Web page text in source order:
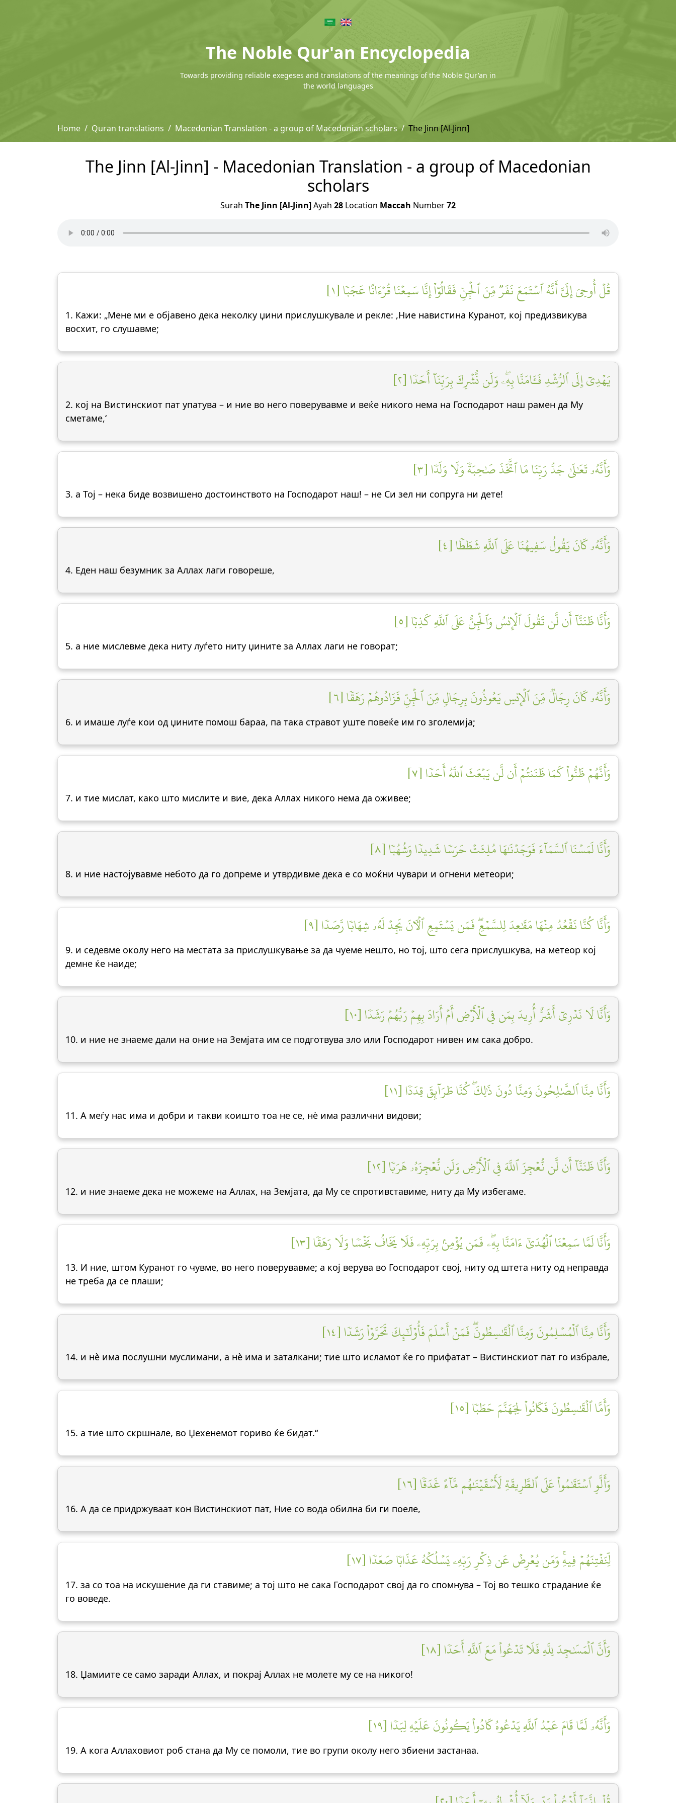
The Noble Qur'an Encyclopedia
Towards providing reliable exegeses and translations of the meanings of the Noble Qur'an in
the world languages
Home Quran translations Macedonian Translation - a group of Macedonian scholars The Jinn [Al-Jinn]
The Jinn [Al-Jinn] - Macedonian Translation - a group of Macedonian
scholars
Surah The Jinn [Al-Jinn]Ayah 28 Location Maccah Number72
قُلۡ أُوحِيَ إِلَيَّ أَنَّهُ ٱسۡتَمَعَ نَفَرٞ مِّنَ ٱلۡجِنِّ فَقَالُوٓاْ إِنَّا سَمِعۡنَا قُرۡءَانًا عَجَبٗا [١]
1. Кажи: „Мене ми е објавено дека неколку џини прислушкувале и рекле: ,Ние навистина Куранот, кој предизвикува
восхит, го слушавме;
يَهۡدِيٓ إِلَى ٱلرُّشۡدِ فَـَٔامَنَّا بِهِۦۖ وَلَن نُّشۡرِكَ بِرَبِّنَآ أَحَدٗا [٢]
2. кој на Вистинскиот пат упатува – и ние во него поверувавме и веќе никого нема на Господарот наш рамен да Му
сметаме,‘
وَأَنَّهُۥ تَعَٰلَىٰ جَدُّ رَبِّنَا مَا ٱتَّخَذَ صَٰحِبَةٗ وَلَا وَلَدٗا [٣]
3. а Тој – нека биде возвишено достоинството на Господарот наш! – не Си зел ни сопруга ни дете!
وَأَنَّهُۥ كَانَ يَقُولُ سَفِيهُنَا عَلَى ٱللَّهِ شَطَطٗا [٤]
4. Еден наш безумник за Аллах лаги говореше,
وَأَنَّا ظَنَنَّآ أَن لَّن تَقُولَ ٱلۡإِنسُ وَٱلۡجِنُّ عَلَى ٱللَّهِ كَذِبٗا [٥]
5. а ние мислевме дека ниту луѓето ниту џините за Аллах лаги не говорат;
وَأَنَّهُۥ كَانَ رِجَالٞ مِّنَ ٱلۡإِنسِ يَعُوذُونَ بِرِجَالٖ مِّنَ ٱلۡجِنِّ فَزَادُوهُمۡ رَهَقٗا [٦]
6. и имаше луѓе кои од џините помош бараа, па така стравот уште повеќе им го зголемија;
وَأَنَّهُمۡ ظَنُّواْ كَمَا ظَنَنتُمۡ أَن لَّن يَبۡعَثَ ٱللَّهُ أَحَدٗا [٧]
7. и тие мислат, како што мислите и вие, дека Аллах никого нема да оживее;
وَأَنَّا لَمَسۡنَا ٱلسَّمَآءَ فَوَجَدۡنَٰهَا مُلِئَتۡ حَرَسٗا شَدِيدٗا وَشُهُبٗا [٨]
8. и ние настојувавме небото да го допреме и утврдивме дека е со моќни чувари и огнени метеори;
وَأَنَّا كُنَّا نَقۡعُدُ مِنۡهَا مَقَٰعِدَ لِلسَّمۡعِۖ فَمَن يَسۡتَمِعِ ٱلۡأٓنَ يَجِدۡ لَهُۥ شِهَابٗا رَّصَدٗا [٩]
9. и седевме околу него на местата за прислушкување за да чуеме нешто, но тој, што сега прислушкува, на метеор кој
демне ќе наиде;
وَأَنَّا لَا نَدۡرِيٓ أَشَرٌّ أُرِيدَ بِمَن فِي ٱلۡأَرۡضِ أَمۡ أَرَادَ بِهِمۡ رَبُّهُمۡ رَشَدٗا [١٠]
10. и ние не знаеме дали на оние на Земјата им се подготвува зло или Господарот нивен им сака добро.
وَأَنَّا مِنَّا ٱلصَّٰلِحُونَ وَمِنَّا دُونَ ذَٰلِكَۖ كُنَّا طَرَآئِقَ قِدَدٗا [١١]
11. А меѓу нас има и добри и такви коишто тоа не се, нè има различни видови;
وَأَنَّا ظَنَنَّآ أَن لَّن نُّعۡجِزَ ٱللَّهَ فِي ٱلۡأَرۡضِ وَلَن نُّعۡجِزَهُۥ هَرَبٗا [١٢]
12. и ние знаеме дека не можеме на Аллах, на Земјата, да Му се спротивставиме, ниту да Му избегаме.
وَأَنَّا لَمَّا سَمِعۡنَا ٱلۡهُدَىٰٓ ءَامَنَّا بِهِۦۖ فَمَن يُؤۡمِنۢ بِرَبِّهِۦ فَلَا يَخَافُ بَخۡسٗا وَلَا رَهَقٗا [١٣]
13. И ние, штом Куранот го чувме, во него поверувавме; а кој верува во Господарот свој, ниту од штета ниту од неправда
не треба да се плаши;
وَأَنَّا مِنَّا ٱلۡمُسۡلِمُونَ وَمِنَّا ٱلۡقَٰسِطُونَۖ فَمَنۡ أَسۡلَمَ فَأُوْلَٰٓئِكَ تَحَرَّوۡاْ رَشَدٗا [١٤]
14. и нè има послушни муслимани, а нè има и заталкани; тие што исламот ќе го прифатат – Вистинскиот пат го избрале,
وَأَمَّا ٱلۡقَٰسِطُونَ فَكَانُواْ لِجَهَنَّمَ حَطَبٗا [١٥]
15. а тие што скршнале, во Џехенемот гориво ќе бидат.“
وَأَلَّوِ ٱسۡتَقَٰمُواْ عَلَى ٱلطَّرِيقَةِ لَأَسۡقَيۡنَٰهُم مَّآءً غَدَقٗا [١٦]
16. А да се придржуваат кон Вистинскиот пат, Ние со вода обилна би ги поеле,
لِّنَفۡتِنَهُمۡ فِيهِۚ وَمَن يُعۡرِضۡ عَن ذِكۡرِ رَبِّهِۦ يَسۡلُكۡهُ عَذَابٗا صَعَدٗا [١٧]
17. за со тоа на искушение да ги ставиме; а тој што не сака Господарот свој да го спомнува – Тој во тешко страдание ќе
го воведе.
وَأَنَّ ٱلۡمَسَٰجِدَ لِلَّهِ فَلَا تَدۡعُواْ مَعَ ٱللَّهِ أَحَدٗا [١٨]
18. Џамиите се само заради Аллах, и покрај Аллах не молете му се на никого!
وَأَنَّهُۥ لَمَّا قَامَ عَبۡدُ ٱللَّهِ يَدۡعُوهُ كَادُواْ يَكُونُونَ عَلَيۡهِ لِبَدٗا [١٩]
19. А кога Аллаховиот роб стана да Му се помоли, тие во групи околу него збиени застанаа.